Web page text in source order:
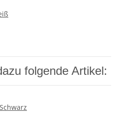
folgende Artikel: